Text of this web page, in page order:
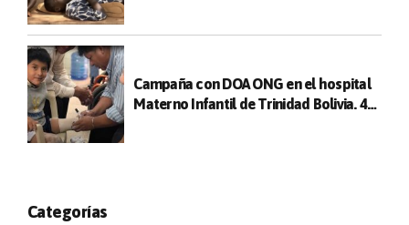
Campaña con DOA ONG en el hospital
Materno Infantil de Trinidad Bolivia. 47
Categorías